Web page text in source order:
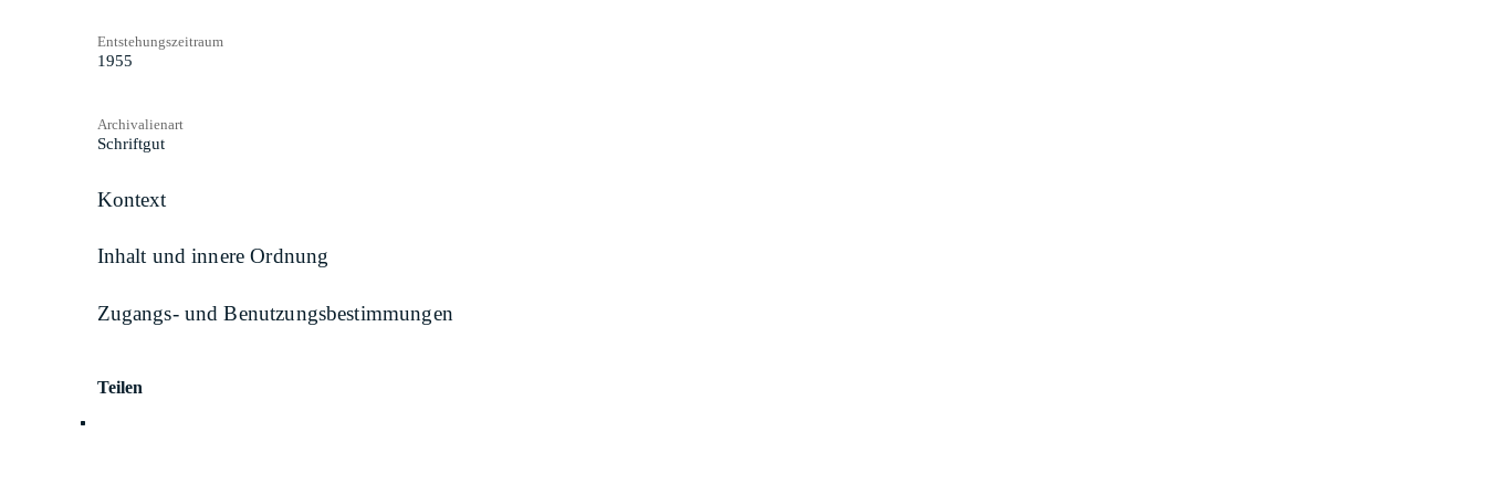
Entstehungszeitraum
1955
Archivalienart
Schriftgut
Kontext
Inhalt und innere Ordnung
Zugangs- und Benutzungsbestimmungen
Teilen